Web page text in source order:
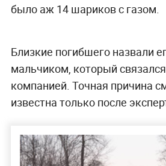
было аж 14 шариков с газом.
Близкие погибшего назвали
мальчиком, который
компанией. Точная причина
известна только после